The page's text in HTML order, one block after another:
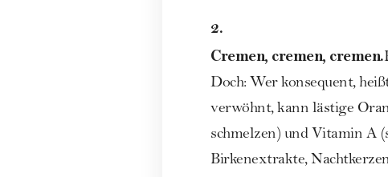
2.
Cremen, cremen, cremen.
Doch: Wer konsequent,
verwöhnt, kann lästige
schmelzen) und Vitamin A
Birkenextrakte,